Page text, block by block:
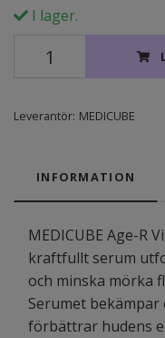
I lager.
Leverantör: MEDICUBE
INFORMATION
MEDICUBE Age-R
kraftfullt serum
och minska mörka
Serumet
förbättrar hudens